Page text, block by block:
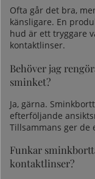
Ofta går det bra,
känsligare. En
hud är ett tryggare
kontaktlinser.
Behöver jag
sminket?
Ja, gärna.
efterföljande
Tillsammans ger
Funkar
kontaktlinser?